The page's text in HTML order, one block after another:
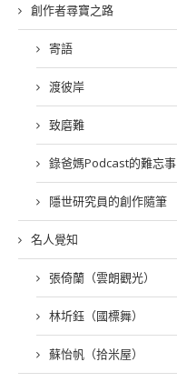
創作者尋寶之路
寄語
渡彼岸
致磨難
錄爸媽Podcast的難忘事
隱世研究員的創作隨筆
名人覺知
張倚蘭（雲朗觀光）
林圻鈺（國標舞）
蘇怡帆（拾米屋）